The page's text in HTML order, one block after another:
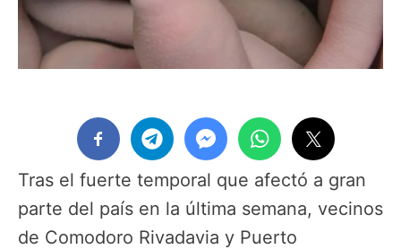
Tras el fuerte temporal que afectó a gran
parte del país en la última semana, vecinos
de Comodoro Rivadavia y Puerto